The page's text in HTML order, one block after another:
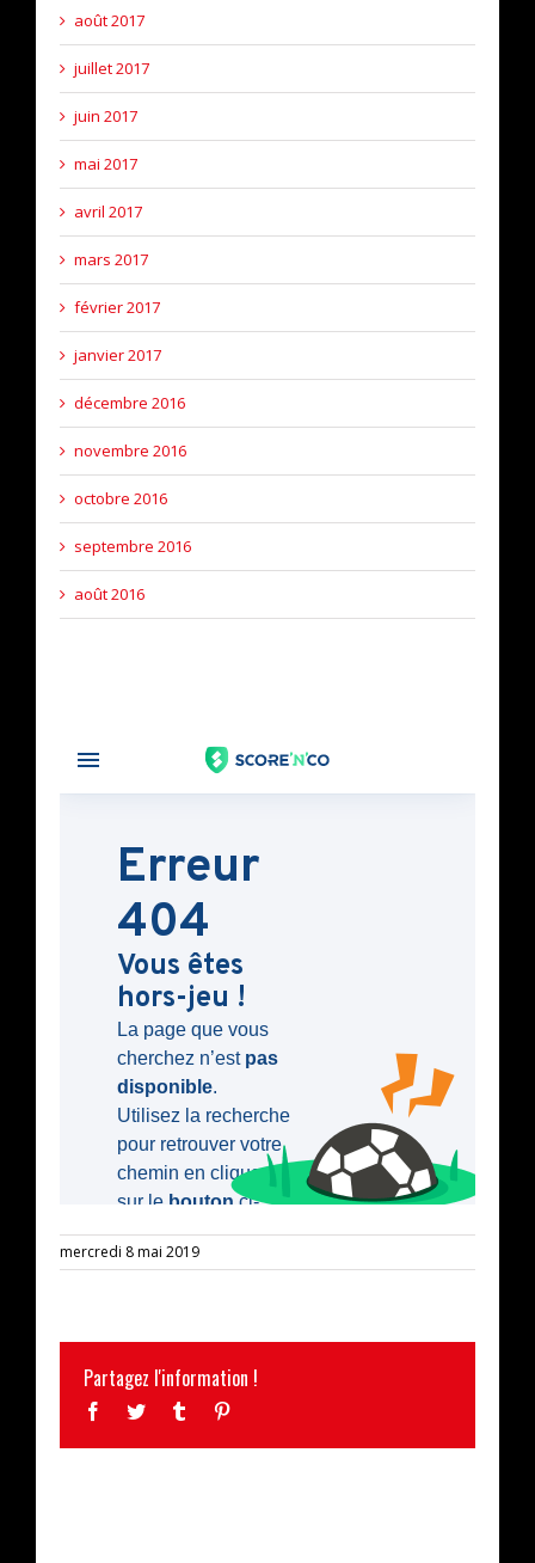
août 2017
juillet 2017
juin 2017
mai 2017
avril 2017
mars 2017
février 2017
janvier 2017
décembre 2016
novembre 2016
octobre 2016
septembre 2016
août 2016
mercredi 8 mai 2019
Partagez l'information !
Facebook
Twitter Tumblr